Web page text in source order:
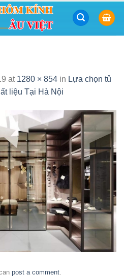
at 1280 × 854 in Lựa chọn tủ
liệu Tại Hà Nội
post a comment.